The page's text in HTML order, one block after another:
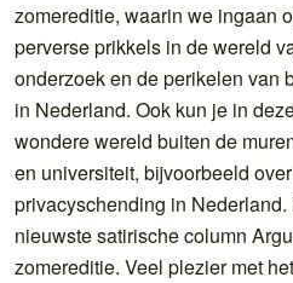
zomereditie, waarin we ingaan
perverse prikkels in de wereld
onderzoek en de perikelen van
in Nederland. Ook kun je in
wondere wereld buiten de
en universiteit, bijvoorbeeld
privacyschending in
nieuwste satirische column
zomereditie. Veel plezier met